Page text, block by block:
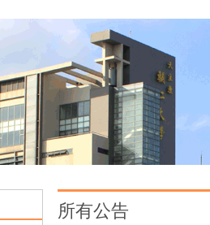
所有公告